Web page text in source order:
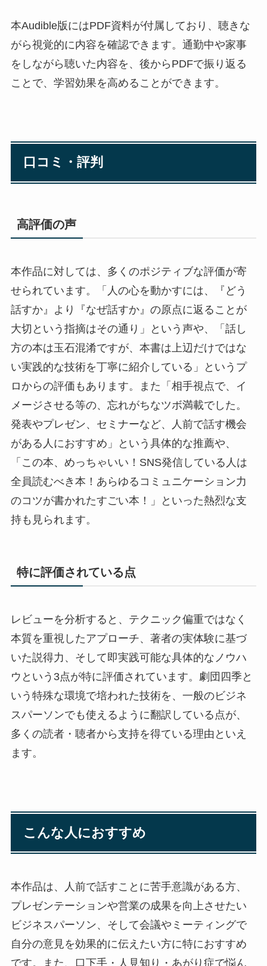
本Audible版にはPDF資料が付属しており、聴きな
がら視覚的に内容を確認できます。通勤中や家事
をしながら聴いた内容を、後からPDFで振り返る
ことで、学習効果を高めることができます。
口コミ・評判
高評価の声
本作品に対しては、多くのポジティブな評価が寄
せられています。「人の心を動かすには、『どう
話すか』より『なぜ話すか』の原点に返ることが
大切という指摘はその通り」という声や、「話し
方の本は玉石混淆ですが、本書は上辺だけではな
い実践的な技術を丁寧に紹介している」というプ
ロからの評価もあります。また「相手視点で、イ
メージさせる等の、忘れがちなツボ満載でした。
発表やプレゼン、セミナーなど、人前で話す機会
がある人におすすめ」という具体的な推薦や、
「この本、めっちゃいい！SNS発信している人は
全員読むべき本！あらゆるコミュニケーション力
のコツが書かれたすごい本！」といった熱烈な支
持も見られます。
特に評価されている点
レビューを分析すると、テクニック偏重ではなく
本質を重視したアプローチ、著者の実体験に基づ
いた説得力、そして即実践可能な具体的なノウハ
ウという3点が特に評価されています。劇団四季と
いう特殊な環境で培われた技術を、一般のビジネ
スパーソンでも使えるように翻訳している点が、
多くの読者・聴者から支持を得ている理由といえ
ます。
こんな人におすすめ
本作品は、人前で話すことに苦手意識がある方、
プレゼンテーションや営業の成果を向上させたい
ビジネスパーソン、そして会議やミーティングで
自分の意見を効果的に伝えたい方に特におすすめ
です。また、口下手・人見知り・あがり症で悩ん